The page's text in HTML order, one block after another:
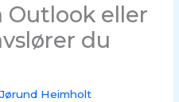
Outlook eller
du
Jørund Heimholt